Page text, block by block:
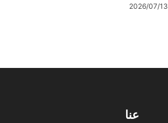
2026/07/13
عنا